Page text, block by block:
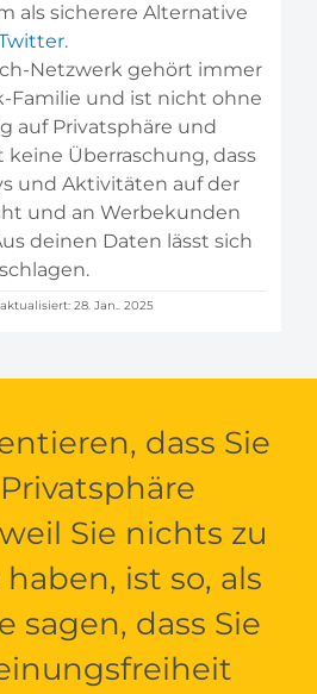
als sicherere Alternative
.
Netzwerk gehört immer
Familie und ist nicht ohne
auf Privatsphäre und
keine Überraschung, dass
und Aktivitäten auf der
und an Werbekunden
deinen Daten lässt sich
28. Jan.. 2025
dass Sie
Sie nichts zu
ist so, als
sagen, dass Sie